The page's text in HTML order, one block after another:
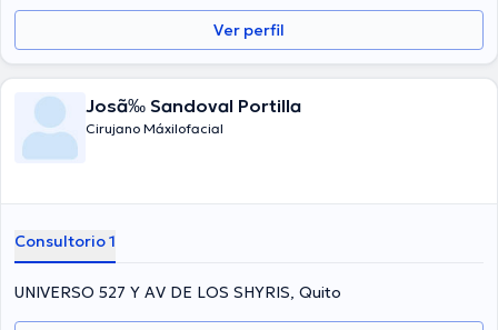
Ver perfil
Josã‰ Sandoval Portilla
Cirujano Máxilofacial
Consultorio 1
UNIVERSO 527 Y AV DE LOS SHYRIS, Quito